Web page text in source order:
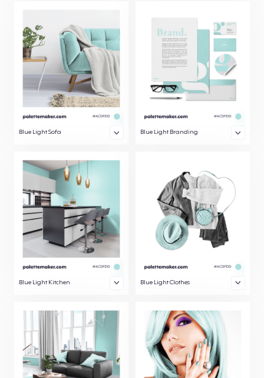
Blue Light Sofa Blue Light Branding
Blue Light Kitchen Blue Light Clothes